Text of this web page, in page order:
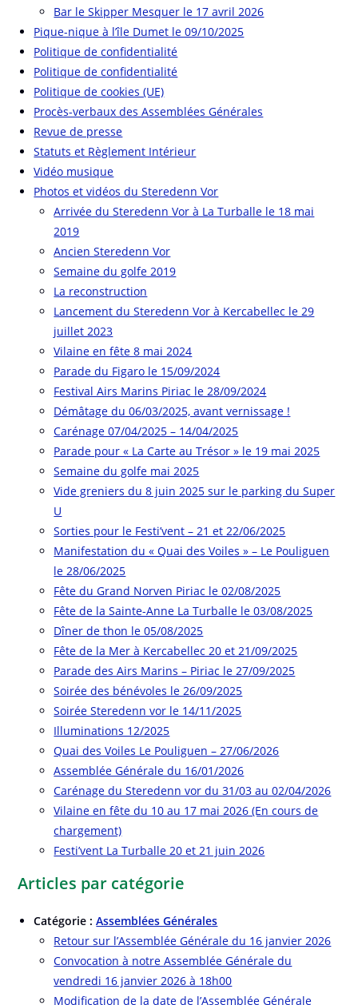
Bar le Skipper Mesquer le 17 avril 2026
Pique-nique à l’île Dumet le 09/10/2025
Politique de confidentialité
Politique de confidentialité
Politique de cookies (UE)
Procès-verbaux des Assemblées Générales
Revue de presse
Statuts et Règlement Intérieur
Vidéo musique
Photos et vidéos du Steredenn Vor
Arrivée du Steredenn Vor à La Turballe le 18 mai
2019
Ancien Steredenn Vor
Semaine du golfe 2019
La reconstruction
Lancement du Steredenn Vor à Kercabellec le 29
juillet 2023
Vilaine en fête 8 mai 2024
Parade du Figaro le 15/09/2024
Festival Airs Marins Piriac le 28/09/2024
Démâtage du 06/03/2025, avant vernissage !
Carénage 07/04/2025 – 14/04/2025
Parade pour « La Carte au Trésor » le 19 mai 2025
Semaine du golfe mai 2025
Vide greniers du 8 juin 2025 sur le parking du Super
U
Sorties pour le Festi’vent – 21 et 22/06/2025
Manifestation du « Quai des Voiles » – Le Pouliguen
le 28/06/2025
Fête du Grand Norven Piriac le 02/08/2025
Fête de la Sainte-Anne La Turballe le 03/08/2025
Dîner de thon le 05/08/2025
Fête de la Mer à Kercabellec 20 et 21/09/2025
Parade des Airs Marins – Piriac le 27/09/2025
Soirée des bénévoles le 26/09/2025
Soirée Steredenn vor le 14/11/2025
Illuminations 12/2025
Quai des Voiles Le Pouliguen – 27/06/2026
Assemblée Générale du 16/01/2026
Carénage du Steredenn vor du 31/03 au 02/04/2026
Vilaine en fête du 10 au 17 mai 2026 (En cours de
chargement)
Festi’vent La Turballe 20 et 21 juin 2026
Articles par catégorie
Catégorie :Assemblées Générales
Retour sur l’Assemblée Générale du 16 janvier 2026
Convocation à notre Assemblée Générale du
vendredi 16 janvier 2026 à 18h00
Modification de la date de l’Assemblée Générale